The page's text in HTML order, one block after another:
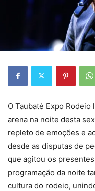
O Taubaté Expo
arena na noite desta
repleto de emoções e
desde as disputas de
que agitou os
programação da noite
cultura do rodeio,